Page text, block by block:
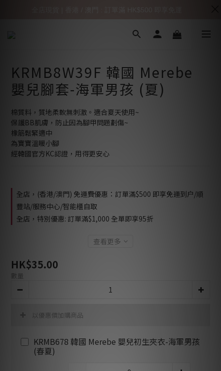
KRMB8W39F 韓國 Merebe
嬰兒腳套-海軍男孩 (夏)
棉質料，質地柔軟無刺激。適合夏天使用~
保護BB肌膚，防止因為腳甲問題劃傷~
橡筋鬆緊適中
為寶寶溫暖小腳
經韓國官方KC認證，用得更安心
全店，(香港/澳門) 免運費優惠：訂單滿$500 即享免運到户/順
豐站/服務中心/智能櫃自取
全店，特別優惠: 訂單滿$1,000 全單即享95折
查看更多
HK$35.00
數量
以優惠價加購商品
KRMB678 韓國 Merebe 嬰兒初生夾衣-海軍男孩
(春夏)